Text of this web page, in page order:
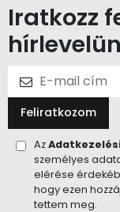
Iratkozz
Feliratkozom
Az
személyes
elérése
hogy ezen
tettem meg.